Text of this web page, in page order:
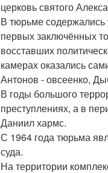
церковь святого
В тюрьме содержались
первых заключённых
восставших
камерах оказались
Антонов - овсеенко,
В годы большого
преступлениях, а в
Даниил хармс.
С 1964 года тюрьма
суда.
На территории